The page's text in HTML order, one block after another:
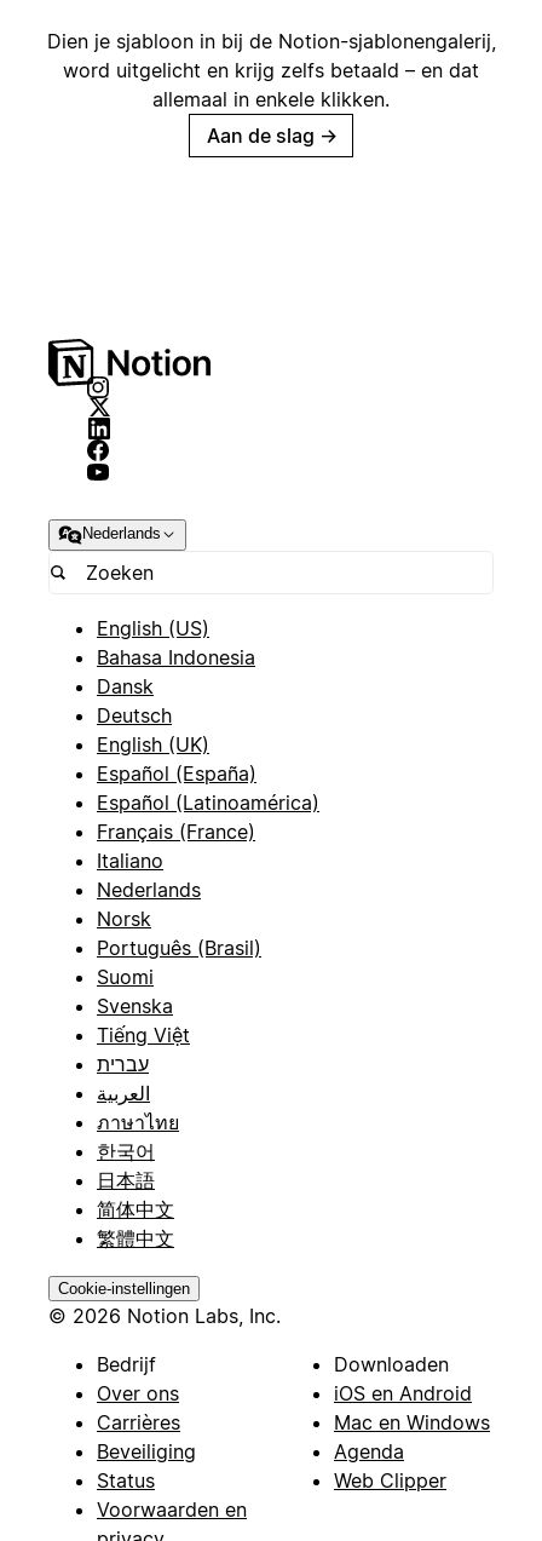
Dien je sjabloon in bij de Notion-sjablonengalerij,
word uitgelicht en krijg zelfs betaald – en dat
allemaal in enkele klikken.
Aan de slag →
Nederlands
English (US)
Bahasa Indonesia
Dansk
Deutsch
English (UK)
Español (España)
Español (Latinoamérica)
Français (France)
Italiano
Nederlands
Norsk
Português (Brasil)
Suomi
Svenska
Tiếng Việt
עברית
العربية
ภาษาไทย
한국어
日本語
简体中文
繁體中文
Cookie-instellingen
© 2026 Notion Labs, Inc.
Bedrijf
Over ons
Carrières
Beveiliging
Status
Voorwaarden en
Downloaden
iOS en Android
Mac en Windows
Agenda
Web Clipper